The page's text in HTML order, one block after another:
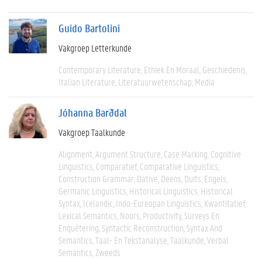
Guido Bartolini
Vakgroep Letterkunde
Contemporary Literature Ethiek En Moraal Geschiedenis
Italian Literature Literatuurwetenschap Media
Jóhanna Barðdal
Vakgroep Taalkunde
Alignment Argument Structure Case Marking Cognitive
Linguistics Comparatief Comparative Linguistics
Construction Grammar Dative Deens Duits Engels
Germanic Linguistics Historical Linguistics Historical
Syntax Icelandic Indo-Eureopan Linguistics Kwantitatief
Lexical Semantics Noors Productivity Surveys En
Enquêtering Syntactic Reconstruction Syntax And
Semantics Taal- En Tekstanalyse Taalkunde Verbal
Semantics Zweeds